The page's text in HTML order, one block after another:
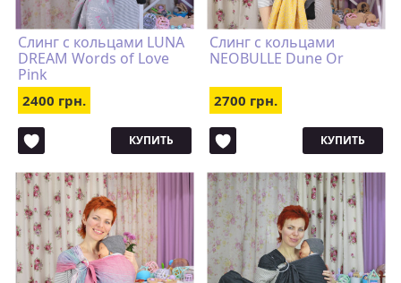
Cлинг с кольцами LUNA
DREAM Words of Love
Pink
2400 грн.
КУПИТЬ
Слинг с кольцами
NEOBULLE Dune Or
2700 грн.
КУПИТЬ